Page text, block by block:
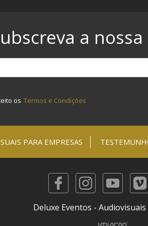
a
os Termos e Condições
PARA EMPRESAS
Deluxe Eventos - Audiovisuais